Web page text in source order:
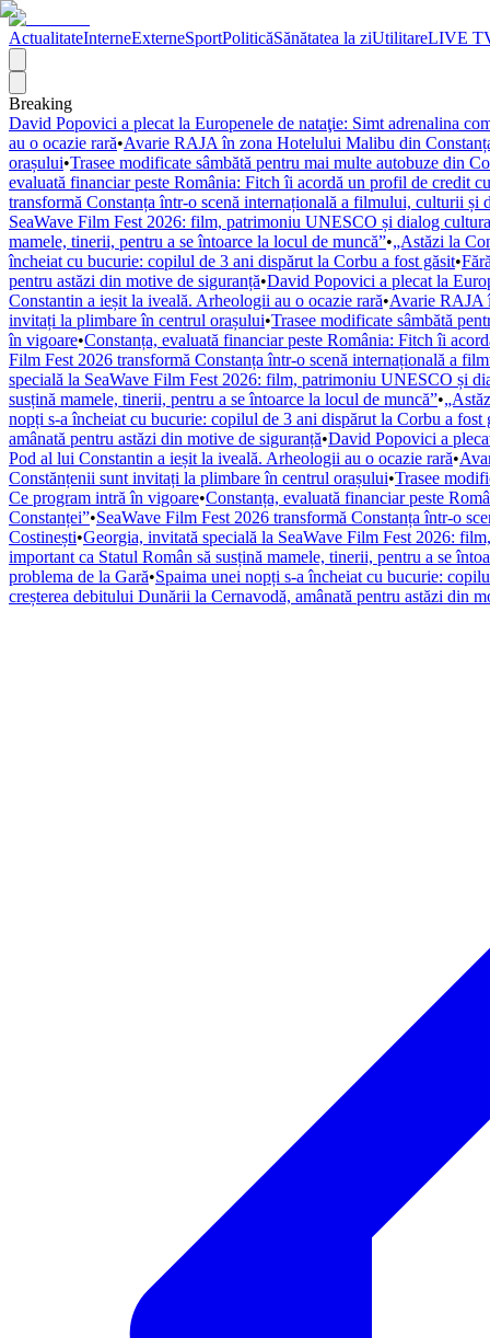
ActualitateInterneExterneSportPoliticăSănătatea la ziUtilitareLIVE
Breaking
David Popovici a plecat la Europenele de nataţie: Simt adrenalina
au o ocazie rară•Avarie RAJA în zona Hotelului Malibu din
orașului•Trasee modificate sâmbătă pentru mai multe autobuze din
evaluată financiar peste România: Fitch îi acordă un profil de credit
transformă Constanța într-o scenă internațională a filmului, culturii și
SeaWave Film Fest 2026: film, patrimoniu UNESCO și dialog
mamele, tinerii, pentru a se întoarce la locul de muncă”•„Astăzi la
încheiat cu bucurie: copilul de 3 ani dispărut la Corbu a fost găsit•
pentru astăzi din motive de siguranță•David Popovici a plecat la
Constantin a ieșit la iveală. Arheologii au o ocazie rară•Avarie RAJA
invitați la plimbare în centrul orașului•Trasee modificate sâmbătă
în vigoare•Constanța, evaluată financiar peste România: Fitch îi
Film Fest 2026 transformă Constanța într-o scenă internațională a
specială la SeaWave Film Fest 2026: film, patrimoniu UNESCO și
susțină mamele, tinerii, pentru a se întoarce la locul de muncă”•
nopți s-a încheiat cu bucurie: copilul de 3 ani dispărut la Corbu a fost
amânată pentru astăzi din motive de siguranță•David Popovici a
Pod al lui Constantin a ieșit la iveală. Arheologii au o ocazie rară•
Constănțenii sunt invitați la plimbare în centrul orașului•Trasee
Ce program intră în vigoare•Constanța, evaluată financiar peste
Constanței”•SeaWave Film Fest 2026 transformă Constanța într-o
Costinești•Georgia, invitată specială la SeaWave Film Fest 2026:
important ca Statul Român să susțină mamele, tinerii, pentru a se
problema de la Gară•Spaima unei nopți s-a încheiat cu bucurie:
creșterea debitului Dunării la Cernavodă, amânată pentru astăzi din